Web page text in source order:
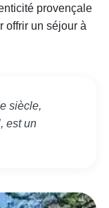
provençale
offrir un séjour à
siècle,
est un